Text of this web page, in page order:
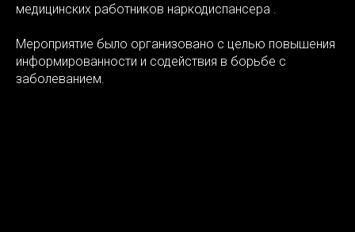
медицинских работников наркодиспансера .
️Мероприятие было организовано с целью повышения
информированности и содействия в борьбе с
заболеванием.